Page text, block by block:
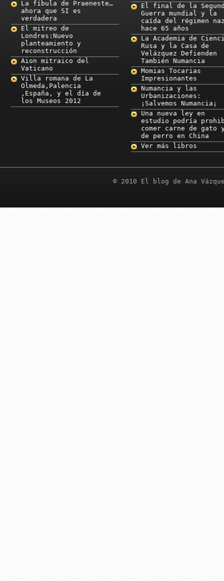
La fíbula de Praeneste…
ahora que SI es
verdadera
El mitreo de
Londres:Nuevo
planteamiento y
reconstrucción
Aion mitraico del
Vaticano
Villa romana de La
Olmeda,Palencia
,España, y el día de
los Museos 2012
El final de la
Guerra mundial y la
caída del régimen
hace 65 años
La Academia de
Rusa y la Casa de
Velázquez Defienden
También Numancia
Momias Tocarias
Impresionantes
Numancia y las
Urbanizaciones:
¡Salvemos Numancia¡
Una nueva ley en
estudio podría
comer carne de gato
de perro en China
Ver más libros
© 2010 El blog de Ana